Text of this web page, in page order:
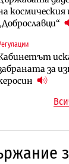
за
възложи
парцеларния
ще
център в
става
финанси